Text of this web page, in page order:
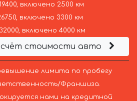
включено 2500 км
включено 3300 км
включено 4000 км
стоимости авто
лимита по пробегу
Франшиза.
нами на кредитной